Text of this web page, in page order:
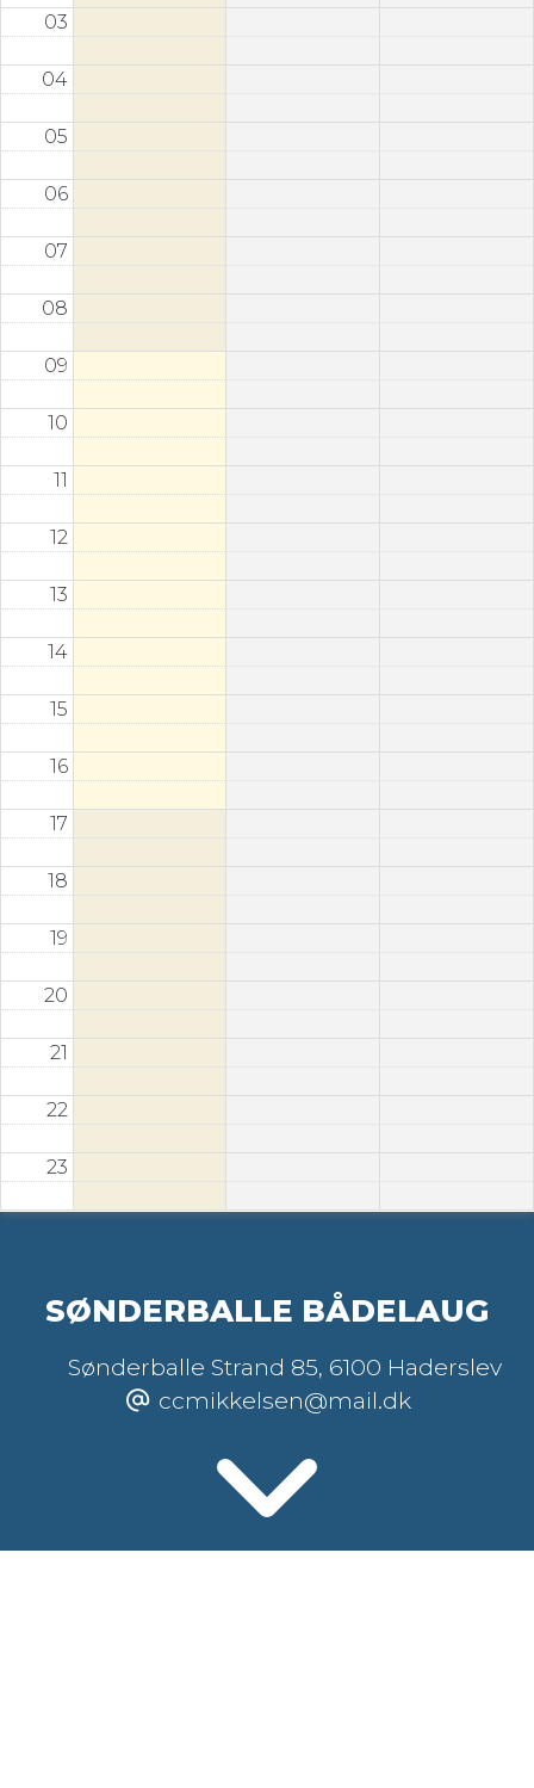
03
04
05
06
07
08
09
10
11
12
13
14
15
16
17
18
19
20
21
22
23
SØNDERBALLE BÅDELAUG
Sønderballe Strand 85, 6100 Haderslev
ccmikkelsen@mail.dk